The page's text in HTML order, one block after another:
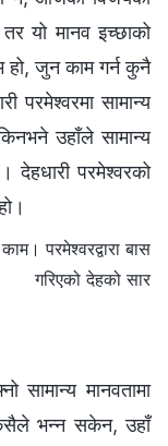
यो मानव इच्छाको
हो, जुन काम गर्न कुनै
परमेश्‍वरमा सामान्य
उहाँले सामान्य
देहधारी परमेश्‍वरको
परमेश्‍वरद्वारा बास
गरिएको देहको सार
मानवतामा
भन्न सकेन, उहाँ